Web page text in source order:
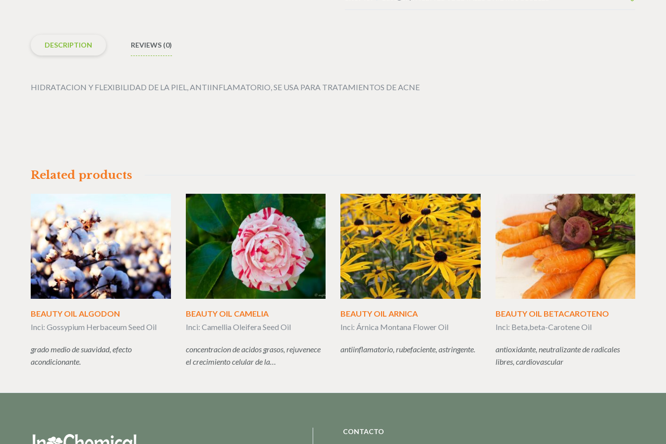
DESCRIPTION REVIEWS (0)
HIDRATACION Y FLEXIBILIDAD DE LA PIEL, ANTIINFLAMATORIO, SE USA PARA TRATAMIENTOS DE ACNE
Related products
BEAUTY OIL ALGODON
Inci: Gossypium Herbaceum Seed Oil
grado medio de suavidad, efecto
acondicionante.
BEAUTY OIL CAMELIA
Inci: Camellia Oleifera Seed Oil
concentracion de acidos grasos, rejuvenece
el crecimiento celular de la…
BEAUTY OIL ARNICA
Inci: Árnica Montana Flower Oil
antiinflamatorio, rubefaciente, astringente.
BEAUTY OIL BETACAROTENO
Inci: Beta,beta-Carotene Oil
antioxidante, neutralizante de radicales
libres, cardiovascular
CONTACTO